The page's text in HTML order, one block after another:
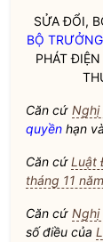
SỬA ĐỔI,
BỘ TRƯỞNG
PHÁT ĐIỆN
Căn cứ Nghị
quyền hạn
Căn cứLuật
tháng 11
Căn cứ Nghị
số điều của